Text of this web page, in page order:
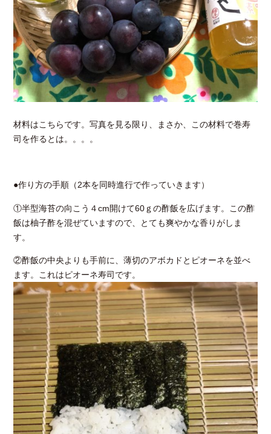
材料はこちらです。写真を見る限り、まさか、この材料で巻寿
司を作るとは。。。。
●作り方の手順（2本を同時進行で作っていきます）
①半型海苔の向こう４cm開けて60ｇの酢飯を広げます。この酢
飯は柚子酢を混ぜていますので、とても爽やかな香りがしま
す。
②酢飯の中央よりも手前に、薄切のアボカドとピオーネを並べ
ます。これはピオーネ寿司です。